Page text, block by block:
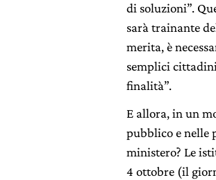
di soluzioni”.
sarà trainante
merita, è
semplici
finalità”.
E allora, in un
pubblico e nelle
ministero? Le
4 ottobre (il